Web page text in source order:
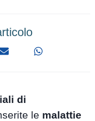
di
le malattie